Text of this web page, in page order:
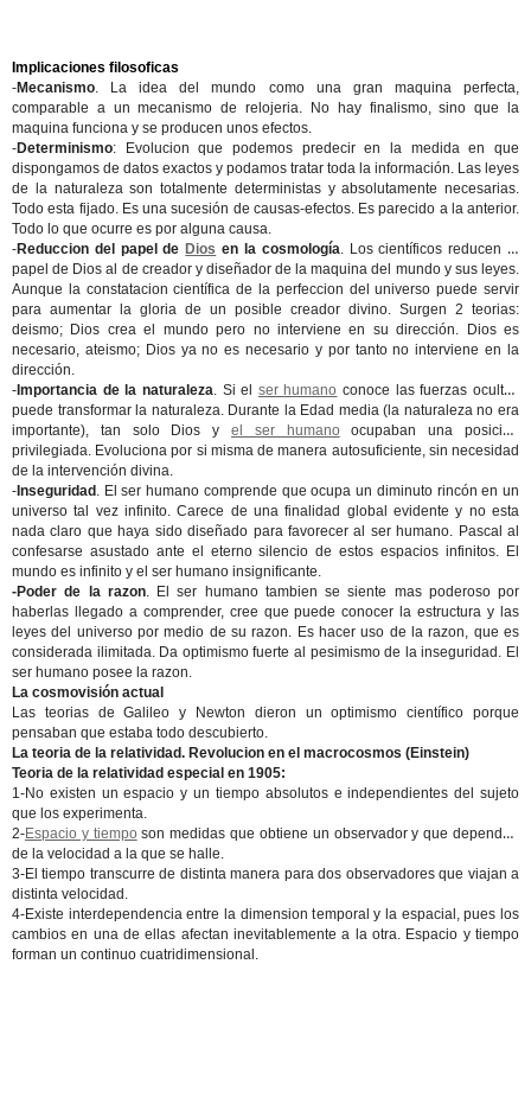
Implicaciones filosoficas
-Mecanismo. La idea del mundo como una gran maquina perfecta,
comparable a un mecanismo de relojeria. No hay finalismo, sino que la
maquina funciona y se producen unos efectos.
-Determinismo: Evolucion que podemos predecir en la medida en que
dispongamos de datos exactos y podamos tratar toda la información. Las leyes
de la naturaleza son totalmente deterministas y absolutamente necesarias.
Todo esta fijado. Es una sucesión de causas-efectos. Es parecido a la anterior.
Todo lo que ocurre es por alguna causa.
-Reduccion del papel de Dios en la cosmología. Los científicos reducen el
papel de Dios al de creador y diseñador de la maquina del mundo y sus leyes.
Aunque la constatacion científica de la perfeccion del universo puede servir
para aumentar la gloria de un posible creador divino. Surgen 2 teorias:
deismo; Dios crea el mundo pero no interviene en su dirección. Dios es
necesario, ateismo; Dios ya no es necesario y por tanto no interviene en la
dirección.
- Importancia de la naturaleza. Si el ser humano conoce las fuerzas ocultas
puede transformar la naturaleza. Durante la Edad media (la naturaleza no era
importante), tan solo Dios y el ser humano ocupaban una posición
privilegiada. Evoluciona por si misma de manera autosuficiente, sin necesidad
de la intervención divina.
- Inseguridad . El ser humano comprende que ocupa un diminuto rincón en un
universo tal vez infinito. Carece de una finalidad global evidente y no esta
nada claro que haya sido diseñado para favorecer al ser humano. Pascal al
confesarse asustado ante el eterno silencio de estos espacios infinitos. El
mundo es infinito y el ser humano insignificante.
-Poder de la razon. El ser humano tambien se siente mas poderoso por
haberlas llegado a comprender, cree que puede conocer la estructura y las
leyes del universo por medio de su razon. Es hacer uso de la razon, que es
considerada ilimitada. Da optimismo fuerte al pesimismo de la inseguridad. El
ser humano posee la razon.
La cosmovisión actual
Las teorias de Galileo y Newton dieron un optimismo científico porque
pensaban que estaba todo descubierto.
La teoria de la relatividad. Revolucion en el macrocosmos (Einstein)
Teoria de la relatividad especial en 1905:
1-No existen un espacio y un tiempo absolutos e independientes del sujeto
que los experimenta.
2-Espacio y tiempo son medidas que obtiene un observador y que dependen
de la velocidad a la que se halle.
3-El tiempo transcurre de distinta manera para dos observadores que viajan a
distinta velocidad.
4-Existe interdependencia entre la dimension temporal y la espacial, pues los
cambios en una de ellas afectan inevitablemente a la otra. Espacio y tiempo
forman un continuo cuatridimensional.